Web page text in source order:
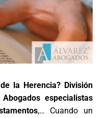
la Herencia? División
Abogados especialistas
,… Cuando un